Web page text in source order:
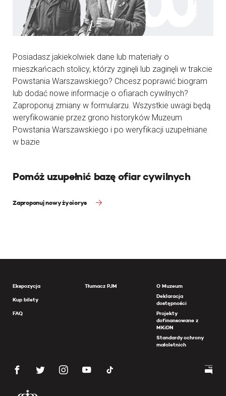
Posiadasz jakiekolwiek dane lub materiały o
mieszkańcach stolicy, którzy zginęli lub zaginęli w trakcie
Powstania Warszawskiego? Chcesz poprawić biogram
lub dodać nowe informacje o ofiarach cywilnych?
Zaproponuj zmiany w formularzu. Wszystkie uwagi będą
weryfikowanie przez grono historyków Muzeum
Powstania Warszawskiego i po weryfikacji uzupełniane
w bazie
Pomóż uzupełnić bazę ofiar cywilnych
Zaproponuj nowy życiorys
Ekspozycja
Kup bilety
FAQ
Tłumacz PJM
O Muzeum
Deklaracja
dostępności
Projekty
dofinansowane z
MKiDN
Standardy ochrony
małoletnich